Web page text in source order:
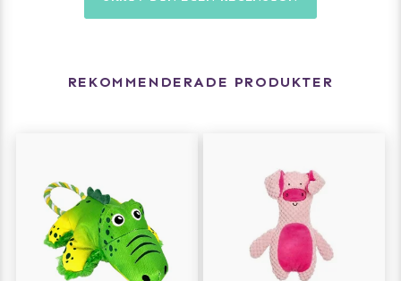
REKOMMENDERADE PRODUKTER